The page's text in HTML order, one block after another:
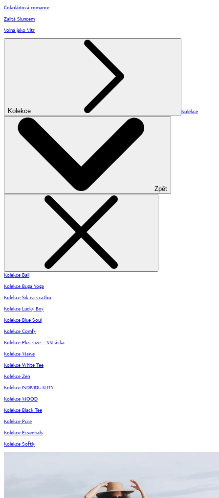
Čokoládová romance
Zalitá Sluncem
Volná jako Vítr
Kolekce Kolekce
Zpět
Kolekce Bali
Kolekce Buga Yoga
Kolekce Šik na svatbu
Kolekce Lucky Boy
Kolekce Blue Soul
Kolekce Comfy
Kolekce Plus size = XXLáska
Kolekce Mawe
Kolekce White Tee
Kolekce Zen
Kolekce INDIVIDUALITY
Kolekce MOOD
Kolekce Black Tee
Kolekce Pure
Kolekce Essentials
Kolekce Softly